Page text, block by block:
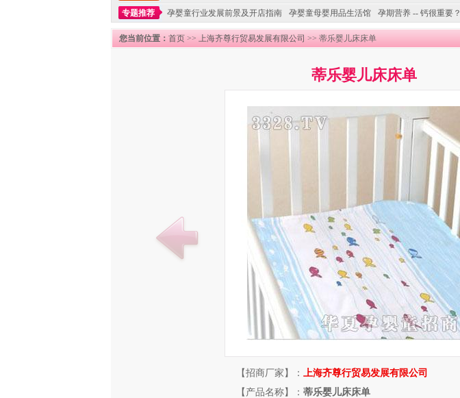
专题推荐
孕婴童行业发展前景及开店指南 孕婴童母婴用品生活馆 孕期营养 -- 钙很重要？
您当前位置： 首页 >> 上海齐尊行贸易发展有限公司 >> 蒂乐婴儿床床单
蒂乐婴儿床床单
【招商厂家】： 上海齐尊行贸易发展有限公司
【产品名称】： 蒂乐婴儿床床单